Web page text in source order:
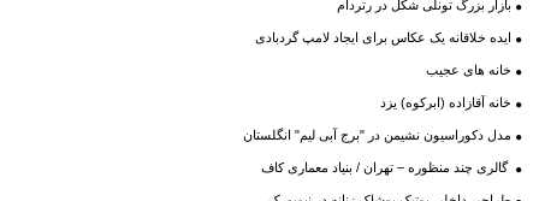
بازار بزرگ تونلی شکل در رتردام
ایده خلاقانه یک عکاس برای ایجاد لامپ گردبادی
خانه های عجیب
خانه آقازاده (ابرکوه) یزد
مدل دکوراسیون نشیمن در "برج آبى لیم" انگلستان
گالری چند منظوره – تهران / بنیاد معماری کاف